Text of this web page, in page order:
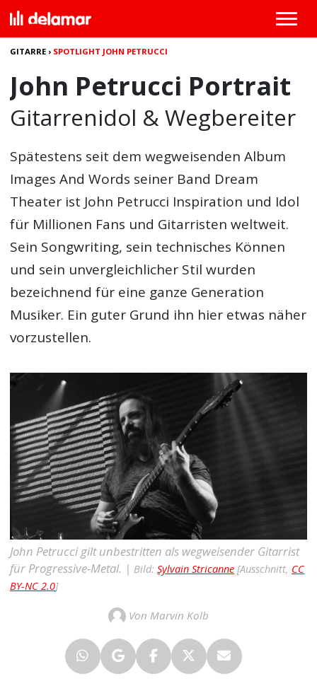
GITARRE › SPOTLIGHT JOHN PETRUCCI
John Petrucci Portrait
Gitarrenidol & Wegbereiter
Spätestens seit dem wegweisenden Album
Images And Words seiner Band Dream
Theater ist John Petrucci Inspiration und Idol
für Millionen Fans und Gitarristen weltweit.
Sein Songwriting, sein technisches Können
und sein unvergleichlicher Stil wurden
bezeichnend für eine ganze Generation
Musiker. Ein guter Grund ihn hier etwas näher
vorzustellen.
John Petrucci gilt unbestritten als wegweisender Gitarrist
für Progressive-Metal. | Bild:Sylvain Stricanne [Ausschnitt, CC
BY-NC 2.0]
Von Marvin Kolb